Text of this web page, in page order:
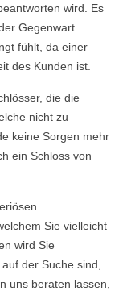
wird. Es
Gegenwart
fühlt, da einer
des Kunden ist.
die die
nicht zu
keine Sorgen mehr
ein Schloss von
Sie vielleicht
wird Sie
der Suche sind,
uns beraten lassen,